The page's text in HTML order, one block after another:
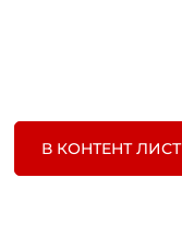
В КОНТЕНТ ЛИСТ